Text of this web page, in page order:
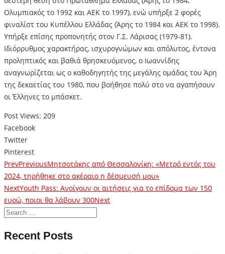
Ολυμπιακός το 1992 και ΑΕΚ το 1997), ενώ υπήρξε 2 φορές
φιναλίστ του Κυπέλλου Ελλάδας (Άρης το 1984 και ΑΕΚ το 1998).
Υπήρξε επίσης προπονητής στον Γ.Σ. Λάρισας (1979-81).
Ιδιόρρυθμος χαρακτήρας, ισχυρογνώμων και απόλυτος, έντονα
προληπτικός και βαθιά θρησκευόμενος, ο Ιωαννίδης
αναγνωρίζεται ως ο καθοδηγητής της μεγάλης ομάδας του Άρη
της δεκαετίας του 1980, που βοήθησε πολύ στο να αγαπήσουν
οι Έλληνες το μπάσκετ.
Post Views: 209
Facebook
Twitter
Pinterest
PrevPreviousΜητσοτάκης από Θεσσαλονίκη: «Μετρό εντός του
2024, τηρήθηκε στο ακέραιο η δέσμευσή μου»
NextYouth Pass: Ανοίγουν οι αιτήσεις για το επίδομα των 150
ευρώ, ποιοι θα λάβουν 300Next
Recent Posts